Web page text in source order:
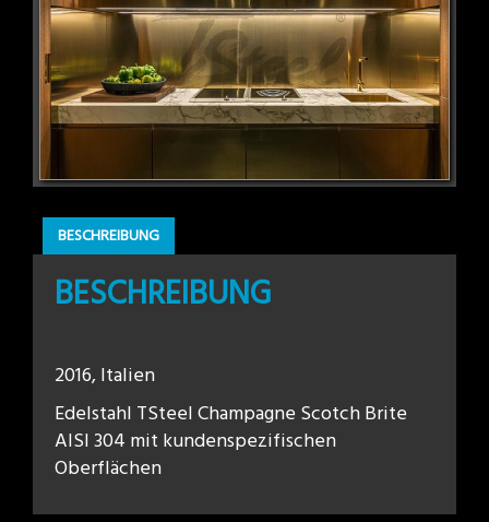
BESCHREIBUNG
BESCHREIBUNG
2016, Italien
Edelstahl TSteel Champagne Scotch Brite
AISI 304 mit kundenspezifischen
Oberflächen